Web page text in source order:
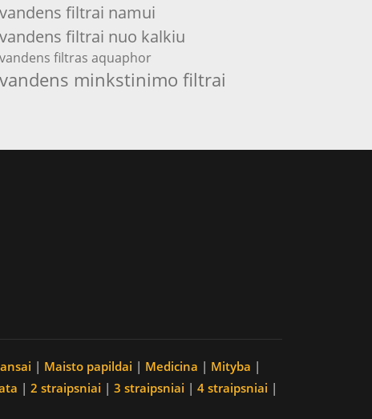
vandens filtrai namui
vandens filtrai nuo kalkiu
vandens filtras aquaphor
vandens minkstinimo filtrai
| Maisto papildai | Medicina | Mityba |
| 2 straipsniai | 3 straipsniai | 4 straipsniai |